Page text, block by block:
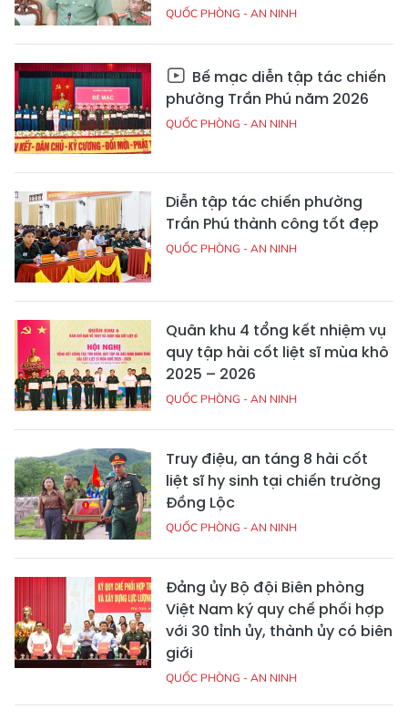
QUỐC PHÒNG - AN NINH
Bế mạc diễn tập tác chiến
phường Trần Phú năm 2026
QUỐC PHÒNG - AN NINH
Diễn tập tác chiến phường
Trần Phú thành công tốt đẹp
QUỐC PHÒNG - AN NINH
Quân khu 4 tổng kết nhiệm vụ
quy tập hài cốt liệt sĩ mùa khô
2025 – 2026
QUỐC PHÒNG - AN NINH
Truy điệu, an táng 8 hài cốt
liệt sĩ hy sinh tại chiến trường
Đồng Lộc
QUỐC PHÒNG - AN NINH
Đảng ủy Bộ đội Biên phòng
Việt Nam ký quy chế phối hợp
với 30 tỉnh ủy, thành ủy có biên
giới
QUỐC PHÒNG - AN NINH